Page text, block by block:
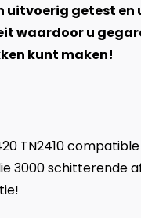
uitvoerig getest
waardoor u
kunt maken!
TN2410
3000 schitterende